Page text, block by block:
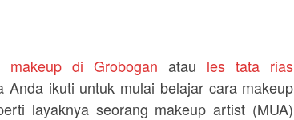
makeup di Grobogan atau les tata rias
Anda ikuti untuk mulai belajar cara makeup
layaknya seorang makeup artist (MUA)